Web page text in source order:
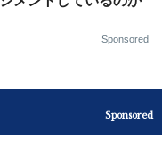
Sponsored
Sponsored